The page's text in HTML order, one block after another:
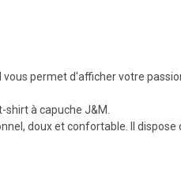
permet d'afficher votre
shirt à capuche J&M.
doux et confortable. Il